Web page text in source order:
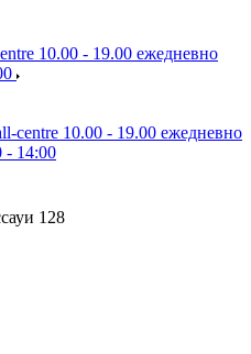
10.00 - 19.00 ежедневно
centre 10.00 - 19.00 ежедневно
- 14:00
128